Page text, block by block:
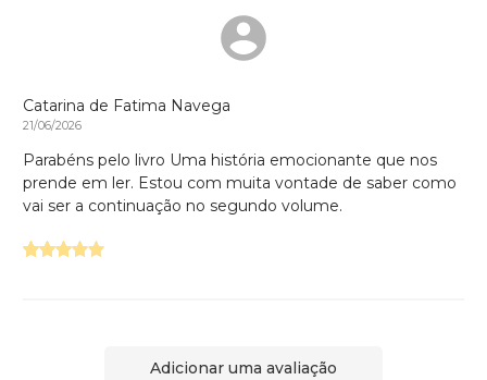
Catarina de Fatima Navega
21/06/2026
Parabéns pelo livro Uma história emocionante que nos
prende em ler. Estou com muita vontade de saber como
vai ser a continuação no segundo volume.
Adicionar uma avaliação